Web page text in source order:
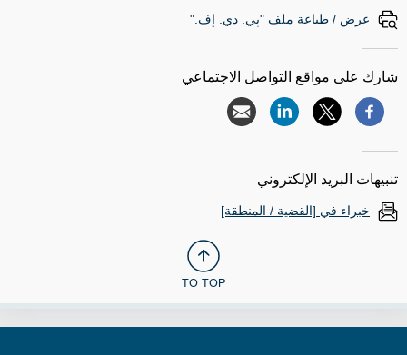
عرض / طباعة ملف "پي. دي. إف."
شارك على مواقع التواصل الاجتماعي
تنبيهات البريد الإلكتروني
خبراء في [القضية / المنطقة]
TO TOP